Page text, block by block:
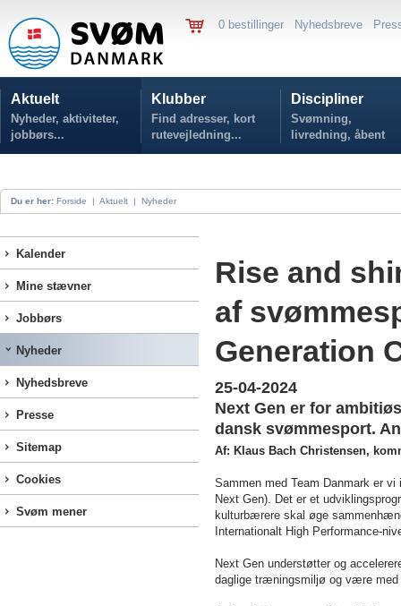
0 bestillinger Nyhedsbreve
Aktuelt
Nyheder, aktiviteter,
jobbørs...
Klubber
Find adresser, kort
rutevejledning...
Discipliner
Svømning,
livredning, åbent
vand...
Du er her: Forside | Aktuelt | Nyheder
Kalender
Mine stævner
Jobbørs
Nyheder
Nyhedsbreve
Presse
Sitemap
Cookies
Svøm mener
Rise and
af
Generation
25-04-2024
Next Gen er for
dansk svømmesport.
Af: Klaus Bach Christensen,
Sammen med Team Danmark er
Next Gen). Det er et
kulturbærere skal øge
Internationalt High Performance-
Next Gen understøtter og
daglige træningsmiljø og være